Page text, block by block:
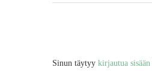
Sinun täytyy kirjautua sisään